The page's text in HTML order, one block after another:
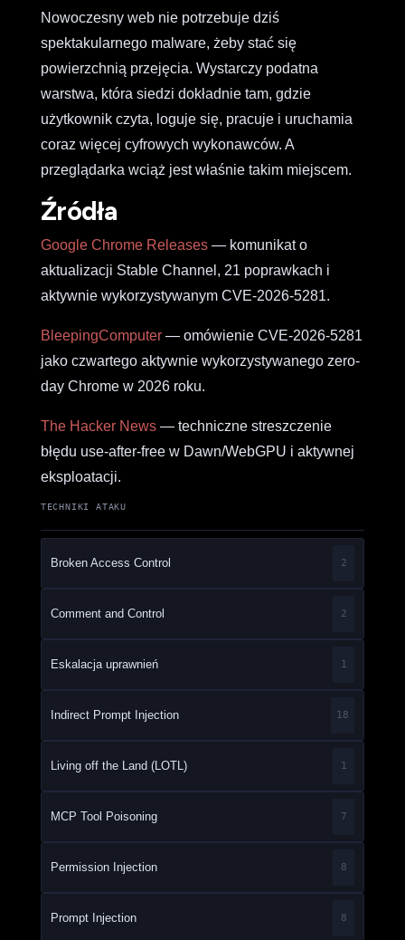
Nowoczesny web nie potrzebuje dziś
spektakularnego malware, żeby stać się
powierzchnią przejęcia. Wystarczy podatna
warstwa, która siedzi dokładnie tam, gdzie
użytkownik czyta, loguje się, pracuje i uruchamia
coraz więcej cyfrowych wykonawców. A
przeglądarka wciąż jest właśnie takim miejscem.
Źródła
Google Chrome Releases— komunikat o
aktualizacji Stable Channel, 21 poprawkach i
aktywnie wykorzystywanym CVE-2026-5281.
BleepingComputer— omówienie CVE-2026-5281
jako czwartego aktywnie wykorzystywanego zero-
day Chrome w 2026 roku.
The Hacker News— techniczne streszczenie
błędu use-after-free w Dawn/WebGPU i aktywnej
eksploatacji.
TECHNIKI ATAKU
Broken Access Control 2
Comment and Control 2
Eskalacja uprawnień 1
Indirect Prompt Injection 18
Living off the Land (LOTL) 1
MCP Tool Poisoning 7
Permission Injection 8
Prompt Injection 8